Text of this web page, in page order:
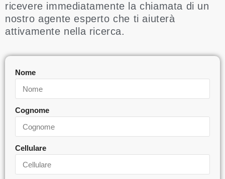
ricevere immediatamente la chiamata di un
nostro agente esperto che ti aiuterà
attivamente nella ricerca.
Nome
Cognome
Cellulare